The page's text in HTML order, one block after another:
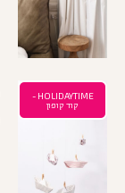
HOLIDAYTIME -
קוד קופון